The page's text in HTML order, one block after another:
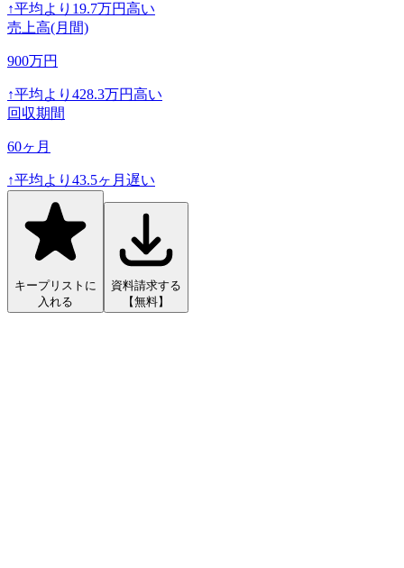
↑平均より 19.7万円高い
売上高(月間)
900万円
↑平均より 428.3万円高い
回収期間
60ヶ月
↑平均より 43.5ヶ月遅い
キープリストに
入れる
資料請求する
【無料】